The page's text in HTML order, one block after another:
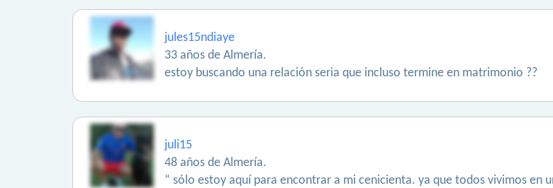
jules15ndiaye
33 años de Almería.
estoy buscando una relación seria que incluso termine en matrimonio ??
juli15
48 años de Almería.
“ sólo estoy aquí para encontrar a mi cenicienta. ya que todos vivimos en